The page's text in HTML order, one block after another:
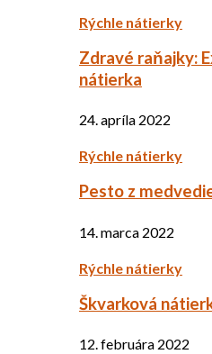
Rýchle nátierky
Zdravé raňajky:
nátierka
24. apríla 2022
Rýchle nátierky
Pesto z
14. marca 2022
Rýchle nátierky
Škvarková
12. februára 2022